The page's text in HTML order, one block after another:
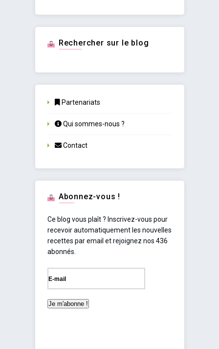
Rechercher sur le blog
Partenariats
Qui sommes-nous ?
Contact
Abonnez-vous !
Ce blog vous plaît ? Inscrivez-vous pour
recevoir automatiquement les nouvelles
recettes par email et rejoignez nos 436
abonnés.